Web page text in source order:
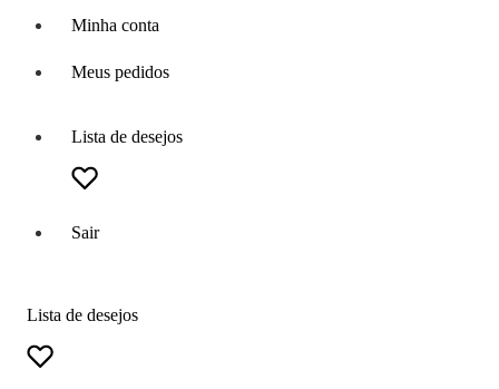
Minha conta
Meus pedidos
Lista de desejos
Sair
Lista de desejos